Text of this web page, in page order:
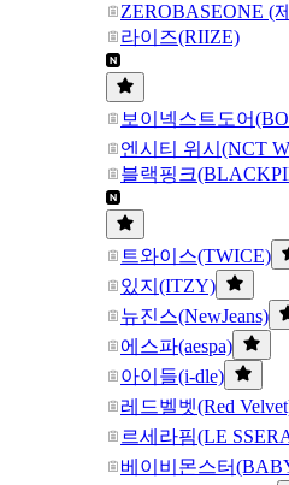
ZEROBASEONE (
라이즈(RIIZE)
보이넥스트도어
엔시티 위시(NCT
블랙핑크
트와이스(TWICE)
있지(ITZY)
뉴진스(NewJeans)
에스파(aespa)
아이들(i-dle)
레드벨벳(Red
르세라핌(LE
베이비몬스터